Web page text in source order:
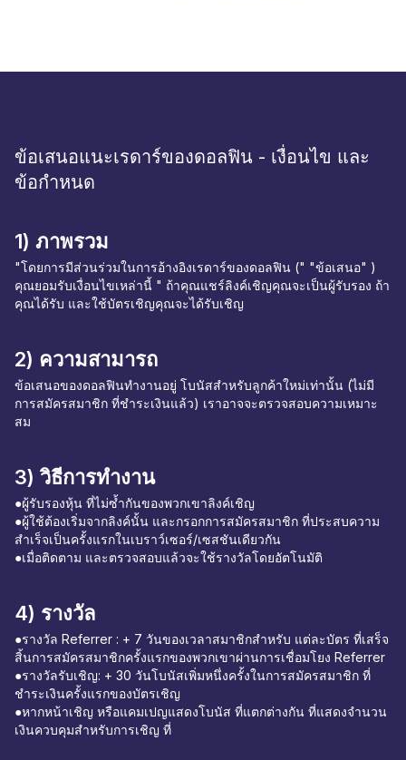
ข้อเสนอแนะเรดาร์ของดอลฟิน - เงื่อนไข และ
ข้อกำหนด
1) ภาพรวม
"โดยการมีส่วนร่วมในการอ้างอิงเรดาร์ของดอลฟิน (" "ข้อเสนอ" )
คุณยอมรับเงื่อนไขเหล่านี้ " ถ้าคุณแชร์ลิงค์เชิญคุณจะเป็นผู้รับรอง ถ้า
คุณได้รับ และใช้บัตรเชิญคุณจะได้รับเชิญ
2) ความสามารถ
ข้อเสนอของดอลฟินทำงานอยู่ โบนัสสำหรับลูกค้าใหม่เท่านั้น (ไม่มี
การสมัครสมาชิก ที่ชำระเงินแล้ว) เราอาจจะตรวจสอบความเหมาะ
สม
3) วิธีการทำงาน
●ผู้รับรองหุ้น ที่ไม่ซ้ำกันของพวกเขาลิงค์เชิญ
●ผู้ใช้ต้องเริ่มจากลิงค์นั้น และกรอกการสมัครสมาชิก ที่ประสบความ
สำเร็จเป็นครั้งแรกในเบราว์เซอร์/เซสชันเดียวกัน
●เมื่อติดตาม และตรวจสอบแล้วจะใช้รางวัลโดยอัตโนมัติ
4) รางวัล
●รางวัล Referrer : + 7 วันของเวลาสมาชิกสำหรับ แต่ละบัตร ที่เสร็จ
สิ้นการสมัครสมาชิกครั้งแรกของพวกเขาผ่านการเชื่อมโยง Referrer
●รางวัลรับเชิญ: + 30 วันโบนัสเพิ่มหนึ่งครั้งในการสมัครสมาชิก ที่
ชำระเงินครั้งแรกของบัตรเชิญ
●หากหน้าเชิญ หรือแคมเปญแสดงโบนัส ที่แตกต่างกัน ที่แสดงจำนวน
เงินควบคุมสำหรับการเชิญ ที่